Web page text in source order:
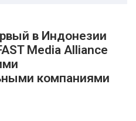
в Индонезии
Media Alliance
компаниями